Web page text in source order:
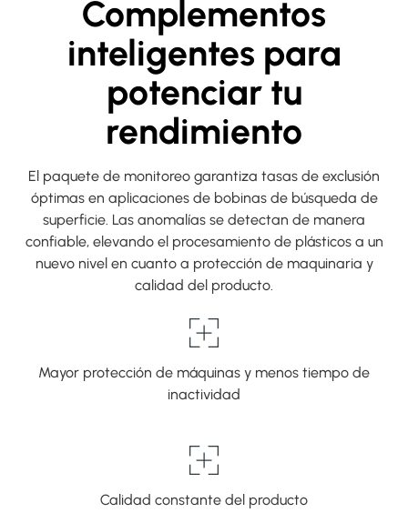
Complementos
inteligentes para
potenciar tu
rendimiento
El paquete de monitoreo garantiza tasas de exclusión
óptimas en aplicaciones de bobinas de búsqueda de
superficie. Las anomalías se detectan de manera
confiable, elevando el procesamiento de plásticos a un
nuevo nivel en cuanto a protección de maquinaria y
calidad del producto.
Mayor protección de máquinas y menos tiempo de
inactividad
Calidad constante del producto